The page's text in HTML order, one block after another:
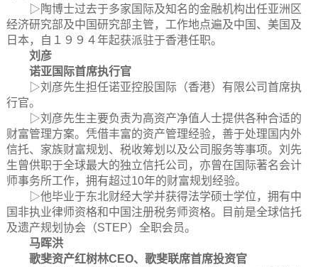
▷陶博士过去于多家国际及知名的金融机构出任亚洲区
经济研究部及中国研究部主管，工作地点遍及中国、美国及
日本，自１９９４年起获派驻于香港任职。
刘彦
诺亚国际首席执行官
▷刘彦先生担任诺亚控股国际（香港）有限公司首席执
行官。
▷刘彦先生主要负责为高资产净值人士提供各种合适的
财富管理方案。凭借丰富的资产管理经验，善于处理国内外
信托、家族财富规划、税收筹划以及公司服务等事项。刘先
生曾供职于全球最大的独立信托公司，亦曾在国际著名会计
师事务所工作，拥有超过10年的财富规划经验。
▷他毕业于东北财经大学并获得法学硕士学位，拥有中
国非执业律师资格和中国注册税务师资格。目前是全球信托
及遗产规划协会（STEP）全职会员。
马晖洪
歌斐资产红树林CEO、歌斐联席首席投资官